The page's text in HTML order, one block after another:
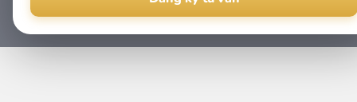
Alternative: